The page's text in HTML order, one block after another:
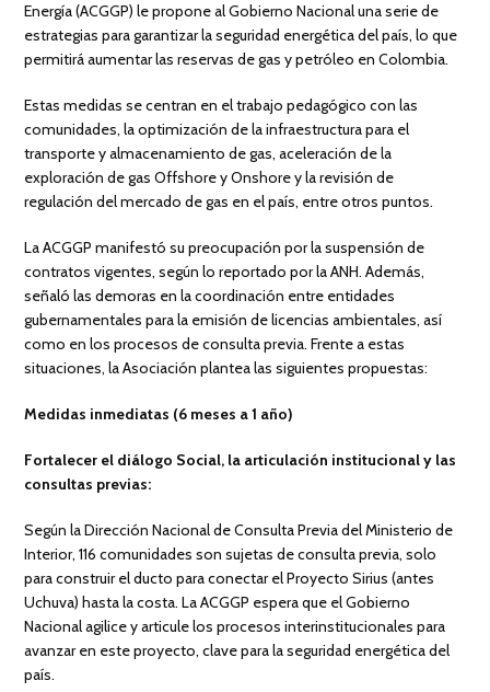
Energía (ACGGP) le propone al Gobierno Nacional una serie de
estrategias para garantizar la seguridad energética del país, lo que
permitirá aumentar las reservas de gas y petróleo en Colombia.
Estas medidas se centran en el trabajo pedagógico con las
comunidades, la optimización de la infraestructura para el
transporte y almacenamiento de gas, aceleración de la
exploración de gas Offshore y Onshore y la revisión de
regulación del mercado de gas en el país, entre otros puntos.
La ACGGP manifestó su preocupación por la suspensión de
contratos vigentes, según lo reportado por la ANH. Además,
señaló las demoras en la coordinación entre entidades
gubernamentales para la emisión de licencias ambientales, así
como en los procesos de consulta previa. Frente a estas
situaciones, la Asociación plantea las siguientes propuestas:
Medidas inmediatas (6 meses a 1 año)
Fortalecer el diálogo Social, la articulación institucional y las
consultas previas:
Según la Dirección Nacional de Consulta Previa del Ministerio de
Interior, 116 comunidades son sujetas de consulta previa, solo
para construir el ducto para conectar el Proyecto Sirius (antes
Uchuva) hasta la costa. La ACGGP espera que el Gobierno
Nacional agilice y articule los procesos interinstitucionales para
avanzar en este proyecto, clave para la seguridad energética del
país.